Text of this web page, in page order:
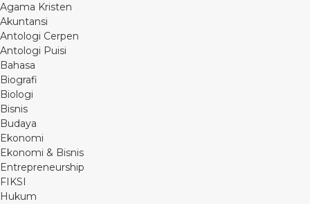
Agama Kristen
Akuntansi
Antologi Cerpen
Antologi Puisi
Bahasa
Biografi
Biologi
Bisnis
Budaya
Ekonomi
Ekonomi & Bisnis
Entrepreneurship
FIKSI
Hukum